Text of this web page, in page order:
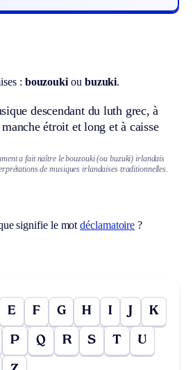
: bouzouki ou buzuki.
descendant du luth grec, à
étroit et long et à caisse
a fait naître le bouzouki (ou buzuki) irlandais
de musiques irlandaises traditionnelles.
signifie le motdéclamatoire ?
E F G H I J K
P Q R S T U